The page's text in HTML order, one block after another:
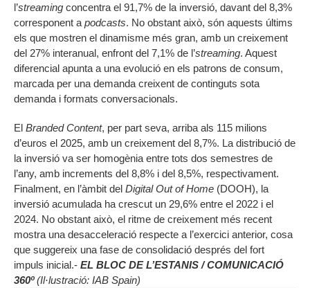
l’streaming concentra el 91,7% de la inversió, davant del 8,3%
corresponent a podcasts. No obstant això, són aquests últims
els que mostren el dinamisme més gran, amb un creixement
del 27% interanual, enfront del 7,1% de l’streaming. Aquest
diferencial apunta a una evolució en els patrons de consum,
marcada per una demanda creixent de continguts sota
demanda i formats conversacionals.
El Branded Content, per part seva, arriba als 115 milions
d’euros el 2025, amb un creixement del 8,7%. La distribució de
la inversió va ser homogènia entre tots dos semestres de
l’any, amb increments del 8,8% i del 8,5%, respectivament.
Finalment, en l’àmbit del Digital Out of Home (DOOH), la
inversió acumulada ha crescut un 29,6% entre el 2022 i el
2024. No obstant això, el ritme de creixement més recent
mostra una desacceleració respecte a l’exercici anterior, cosa
que suggereix una fase de consolidació després del fort
impuls inicial.- EL BLOC DE L’ESTANIS / COMUNICACIÓ
360º(Il·lustració: IAB Spain)